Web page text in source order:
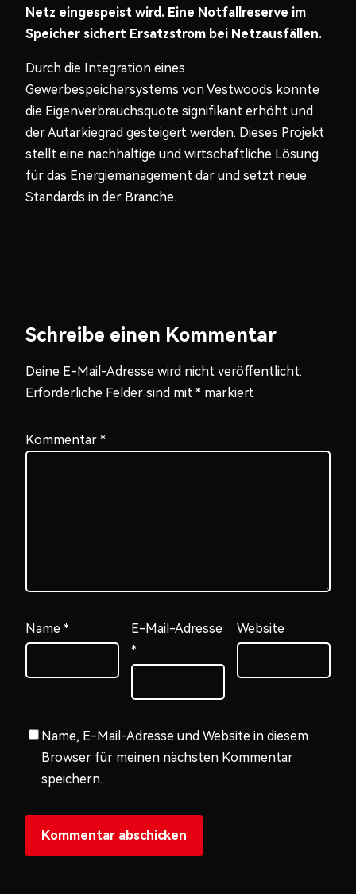
Netz eingespeist wird. Eine Notfallreserve im
Speicher sichert Ersatzstrom bei Netzausfällen.
Durch die Integration eines
Gewerbespeichersystems von Vestwoods konnte
die Eigenverbrauchsquote signifikant erhöht und
der Autarkiegrad gesteigert werden. Dieses Projekt
stellt eine nachhaltige und wirtschaftliche Lösung
für das Energiemanagement dar und setzt neue
Standards in der Branche.
Schreibe einen Kommentar
Deine E-Mail-Adresse wird nicht veröffentlicht.
Erforderliche Felder sind mit * markiert
Kommentar *
Name *
E-Mail-Adresse
*
Website
Name, E-Mail-Adresse und Website in diesem
Browser für meinen nächsten Kommentar
speichern.